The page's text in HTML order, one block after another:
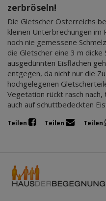
zerbröseln!
Die Gletscher Österreichs
kleinen Unterbrechungen im
noch nie gemessene
die Gletscher eine 3 m dicke
ausgedünnten Eisflächen
entgegen, da nicht nur die
hochgelegenen
Vegetation rückt rasch
auch auf schuttbedeckten
Teilen Teilen Teilen